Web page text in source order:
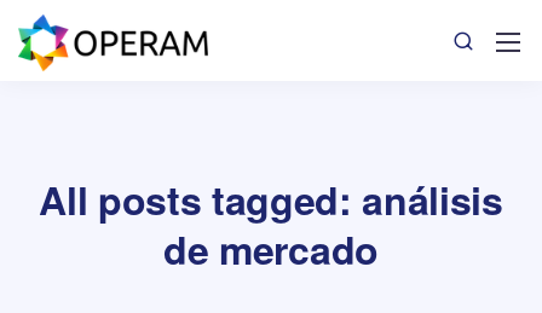
All posts tagged: análisis
de mercado